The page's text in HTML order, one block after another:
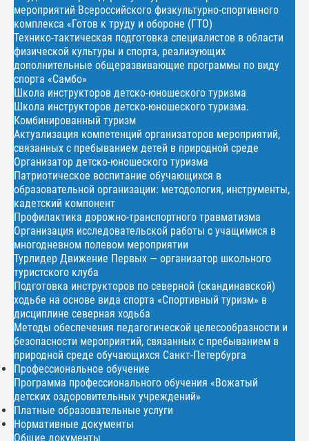
мероприятий Всероссийского физкультурно-спортивного
комплекса «Готов к труду и обороне (ГТО)
Технико-тактическая подготовка специалистов в области
физической культуры и спорта, реализующих
дополнительные общеразвивающие программы по виду
спорта «Самбо»
Школа инструкторов детско-юношеского туризма
Школа инструкторов детско-юношеского туризма.
Комбинированный туризм
Актуализация компетенций организаторов мероприятий,
связанных с пребыванием детей в природной среде
Организатор детско-юношеского туризма
Патриотическое воспитание обучающихся в
образовательной организации: методология, инструменты,
кадетский компонент
Профилактика дорожно-транспортного травматизма
Организация исследовательской работы с учащимися в
многодневном полевом мероприятии
Турлидер Движение Первых — организатор школьного
туристского клуба
Подготовка инструкторов по северной (скандинавской)
ходьбе на основе вида спорта «Спортивный туризм» в
дисциплине северная ходьба
Методы обеспечения педагогической целесообразности и
безопасности мероприятий, связанных с пребыванием в
природной среде обучающихся Санкт-Петербурга
Профессиональное обучение
Программа профессионального обучения «Вожатый
детских оздоровительных учреждений»
Платные образовательные услуги
Нормативные документы
Общие документы